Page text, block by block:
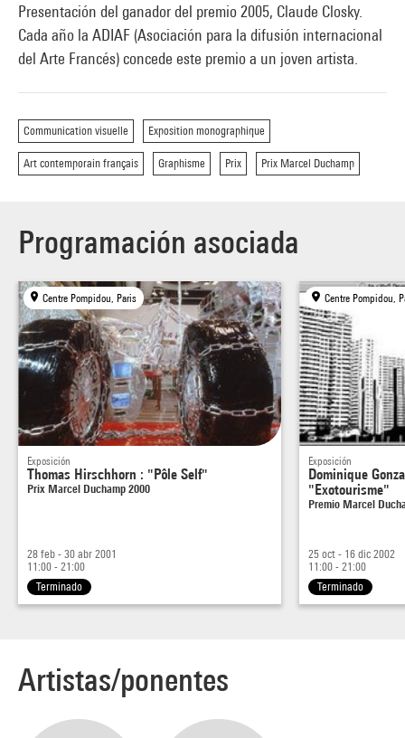
Presentación del ganador del premio 2005, Claude Closky.
Cada año la ADIAF (Asociación para la difusión internacional
del Arte Francés) concede este premio a un joven artista.
Communication visuelle Exposition monographique
Art contemporain français Graphisme Prix Prix Marcel Duchamp
Programación asociada
Centre Pompidou, Paris
Exposición
Thomas Hirschhorn : "Pôle Self"
Prix Marcel Duchamp 2000
28 feb - 30 abr 2001
11:00 - 21:00
Terminado
Centre Pompidou,
Exposición
Dominique
"Exotourisme"
Premio Marcel
25 oct - 16 dic 2002
11:00 - 21:00
Terminado
Artistas/ponentes